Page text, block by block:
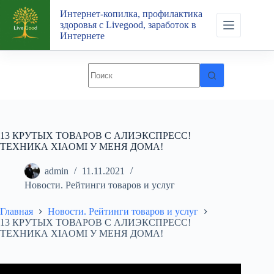
Перейти
сути
Интернет-копилка, профилактика
здоровья с Livegood, заработок в
Интернете
13 КРУТЫХ ТОВАРОВ С АЛИЭКСПРЕСС!
ТЕХНИКА XIAOMI У МЕНЯ ДОМА!
admin
11.11.2021
Новости. Рейтинги товаров и услуг
Главная
Новости. Рейтинги товаров и услуг
13 КРУТЫХ ТОВАРОВ С АЛИЭКСПРЕСС!
ТЕХНИКА XIAOMI У МЕНЯ ДОМА!